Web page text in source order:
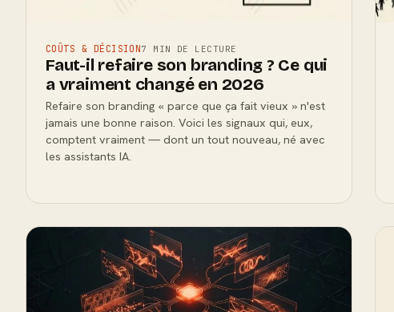
COÛTS & DÉCISION7 MIN DE LECTURE
Faut-il refaire son branding ? Ce qui
a vraiment changé en 2026
Refaire son branding « parce que ça fait vieux » n'est
jamais une bonne raison. Voici les signaux qui, eux,
comptent vraiment — dont un tout nouveau, né avec
les assistants IA.